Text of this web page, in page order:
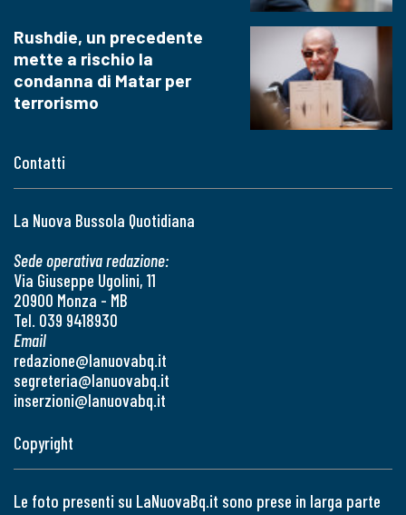
Contatti
La Nuova Bussola Quotidiana
Sede operativa redazione:
Via Giuseppe Ugolini, 11
20900 Monza - MB
Tel. 039 9418930
Email
redazione@lanuovabq.it
segreteria@lanuovabq.it
inserzioni@lanuovabq.it
Rushdie, un precedente
mette a rischio la
condanna di Matar per
terrorismo
Copyright
Le foto presenti su LaNuovaBq.it sono prese in larga parte